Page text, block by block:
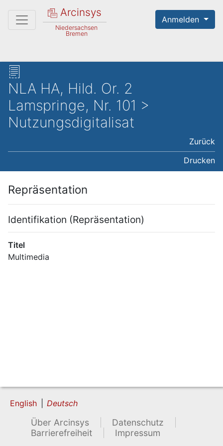
Arcinsys
Niedersachsen
Bremen
Anmelden
NLA HA, Hild. Or. 2
Lamspringe, Nr. 101 >
Nutzungsdigitalisat
Zurück
Drucken
Repräsentation
Identifikation (Repräsentation)
Titel
Multimedia
English Deutsch
Über Arcinsys
Datenschutz
Barrierefreiheit
Impressum